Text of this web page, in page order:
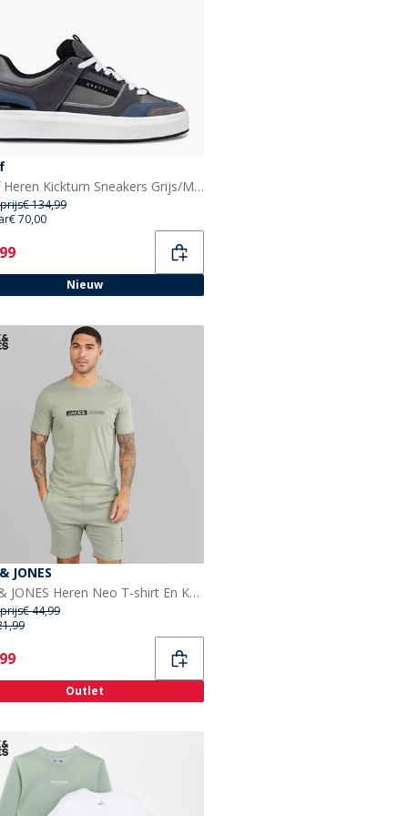
Cruyff Heren Kickturn Sneakers Grijs/Miscellaneous
€ 134,99
€ 70,00
Nieuw
JONES
JACK & JONES Heren Neo T-shirt En Korte Broek Set Wrought Iron
€ 44,99
Outlet